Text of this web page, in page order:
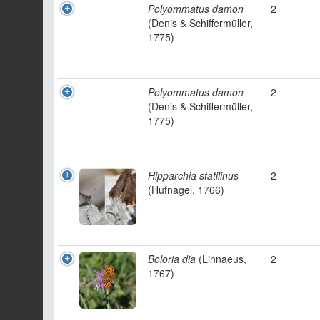
Polyommatus damon
(Denis & Schiffermüller,
1775)
2
Polyommatus damon
(Denis & Schiffermüller,
1775)
2
Hipparchia statilinus
(Hufnagel, 1766)
2
Boloria dia (Linnaeus,
1767)
2